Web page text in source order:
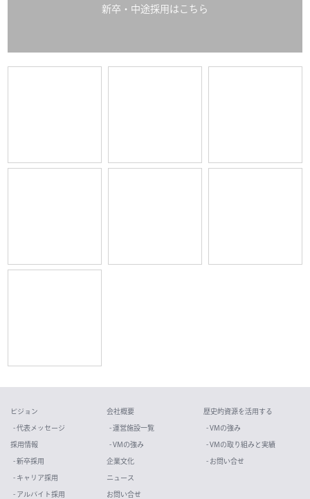
新卒・中途採用はこちら
ビジョン
- 代表メッセージ
採用情報
- 新卒採用
- キャリア採用
- アルバイト採用
会社概要
- 運営施設一覧
- VMの強み
企業文化
ニュース
お問い合せ
歴史的資源を活用する
- VMの強み
- VMの取り組みと実績
- お問い合せ